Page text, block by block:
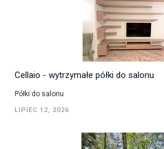
Cellaio - wytrzymałe półki do salonu
Półki do salonu
LIPIEC 12, 2026